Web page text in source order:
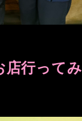
店行ってみ